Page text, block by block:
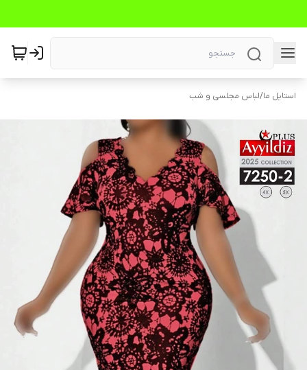
استایل ما/لباس مجلسی و شب